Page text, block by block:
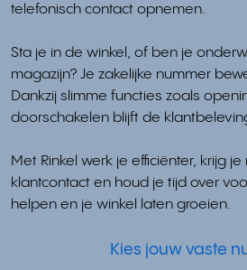
telefonisch contact opnemen.
Sta je in de winkel, of ben je
magazijn? Je zakelijke nummer
Dankzij slimme functies zoals
doorschakelen blijft de
Met Rinkel werk je efficiënter, krijg
klantcontact en houd je tijd over
helpen en je winkel laten groeien.
Kies jouw vaste